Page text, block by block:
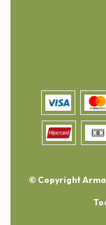
© Copyright